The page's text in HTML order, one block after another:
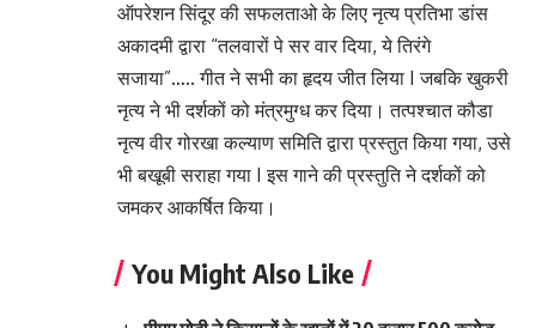
ऑपरेशन सिंदूर की सफलताओ के लिए नृत्य प्रतिभा डांस
अकादमी द्वारा “तलवारों पे सर वार दिया, ये तिरंगे
सजाया”….. गीत ने सभी का हृदय जीत लिया I जबकि खुकरी
नृत्य ने भी दर्शकों को मंत्रमुग्ध कर दिया। तत्पश्चात कौडा
नृत्य वीर गोरखा कल्याण समिति द्वारा प्रस्तुत किया गया, उसे
भी बखूबी सराहा गया I इस गाने की प्रस्तुति ने दर्शकों को
जमकर आकर्षित किया।
You Might Also Like